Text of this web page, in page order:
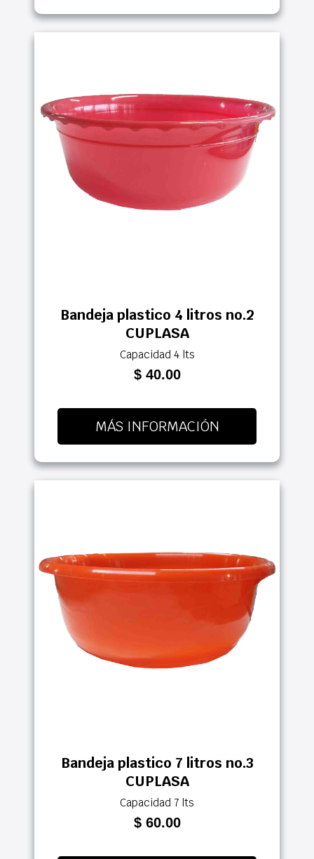
Bandeja plastico 4 litros no.2
CUPLASA
Capacidad 4 lts
$ 40.00
MÁS INFORMACIÓN
Bandeja plastico 7 litros no.3
CUPLASA
Capacidad 7 lts
$ 60.00